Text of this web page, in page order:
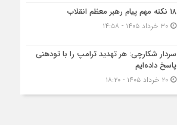
۱۸ نکته مهم پیام رهبر معظم انقلاب
۳۰ خرداد ۱۴۰۵ - ۱۴:۵۸
سردار شکارچی: هر تهدید ترامپ را با تودهنی
پاسخ داده‌ایم
۲۰ خرداد ۱۴۰۵ - ۱۸:۲۰